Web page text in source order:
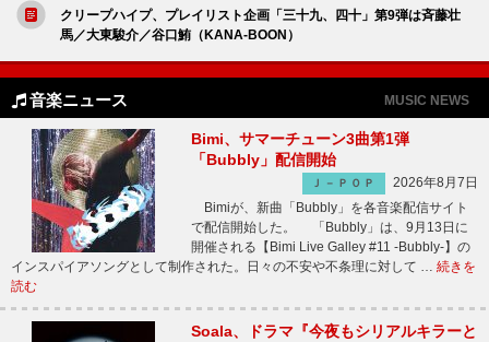
クリープハイプ、プレイリスト企画「三十九、四十」第9弾は斉藤壮
馬／大東駿介／谷口鮪（KANA-BOON）
音楽ニュース MUSIC NEWS
Bimi、サマーチューン3曲第1弾
「Bubbly」配信開始
Ｊ－ＰＯＰ
2026年8月7日
Bimiが、新曲「Bubbly」を各音楽配信サイト
で配信開始した。 「Bubbly」は、9月13日に
開催される【Bimi Live Galley #11 -Bubbly-】の
インスパイアソングとして制作された。日々の不安や不条理に対して … 続きを
読む
Soala、ドラマ『今夜もシリアルキラーと